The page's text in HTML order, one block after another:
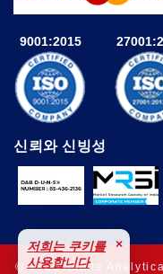
9001:2015
신뢰와 신빙성
© 2025 Astute
저희는 쿠키를
사용합니다
×